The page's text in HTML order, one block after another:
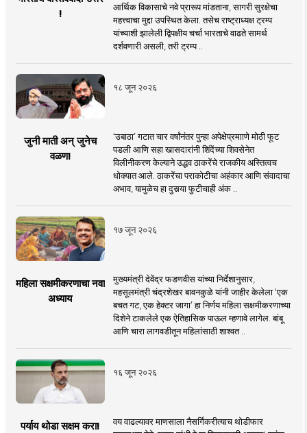
!
आर्थिक विकासाचे नवे प्रारूप मांडताना, सागरी सुरक्षेचा
महत्त्वाचा मुद्दा उपस्थित केला. तसेच राष्ट्राध्यक्ष ट्रम्प
यांच्याशी झालेली द्विपक्षीय चर्चा भारताचे वाढते सामर्थ
दर्शवणारी असली, तरी ट्रम्प ..
१८ जून २०२६
जुनी माती अन् जुनेच
वळण!
‘उबाठा’ गटात चार वर्षांनंतर पुन्हा अपेक्षेप्रमााणे मोठी फूट
पडली आणि सहा खासदारांनी शिंदेंच्या शिवसेनेत
विलीनीकरण केल्याने उद्धव ठाकरेंचे राजकीय अस्तित्वच
धोक्यात आले. ठाकरेंचा पराकोटीचा अहंकार आणि संवादाचा
अभाव, यामुळेच हा दुसर्‍या फुटीचाही अंक ..
१७ जून २०२६
महिला सक्षमीकरणाचा नवा
अध्याय
मुख्यमंत्री देवेंद्र फडणवीस यांच्या निर्देशानुसार,
महसूलमंत्री चंद्रशेखर बावनकुळे यांनी जाहीर केलेला ‘एक
बचत गट, एक हेक्टर जागा’ हा निर्णय महिला सक्षमीकरणाच्या
दिशेने टाकलेले एक ऐतिहासिक पाऊल म्हणावे लागेल. बांबू
आणि चारा लागवडीतून महिलांसाठी शाश्वत ..
१६ जून २०२६
पर्याय थोडा सक्षम करा!
वय वाढल्यावर माणसाला नैसर्गिकरीत्याच थोडीफार